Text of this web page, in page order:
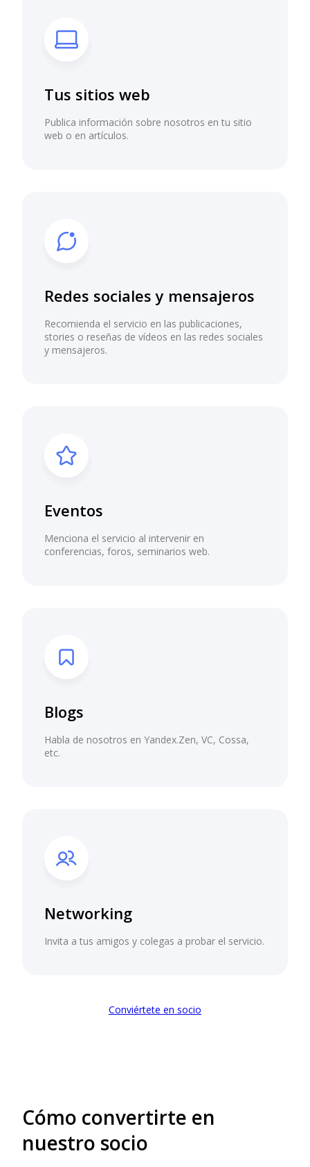
Tus sitios web
Publica información sobre nosotros en tu sitio
web o en artículos.
Redes sociales y mensajeros
Recomienda el servicio en las publicaciones,
stories o reseñas de vídeos en las redes sociales
y mensajeros.
Eventos
Menciona el servicio al intervenir en
conferencias, foros, seminarios web.
Blogs
Habla de nosotros en Yandex.Zen, VC, Cossa,
etc.
Networking
Invita a tus amigos y colegas a probar el servicio.
Conviértete en socio
Cómo convertirte en
nuestro socio